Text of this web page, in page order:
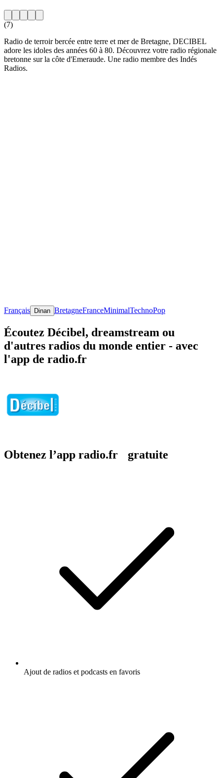
(7)
Radio de terroir bercée entre terre et mer de Bretagne, DECIBEL
adore les idoles des années 60 à 80. Découvrez votre radio régionale
bretonne sur la côte d'Emeraude. Une radio membre des Indés
Radios.
Français Dinan BretagneFranceMinimalTechnoPop
Écoutez Décibel, dreamstream ou
d'autres radios du monde entier - avec
l'app de radio.fr
Obtenez l’app radio.fr gratuite
Ajout de radios et podcasts en favoris